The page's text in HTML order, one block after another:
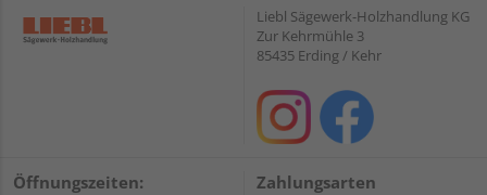
Liebl Sägewerk-Holzhandlung KG
Zur Kehrmühle 3
85435 Erding / Kehr
Öffnungszeiten: Zahlungsarten